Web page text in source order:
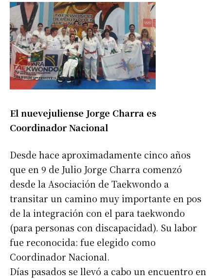
El nuevejuliense Jorge Charra es
Coordinador Nacional
Desde hace aproximadamente cinco años
que en 9 de Julio Jorge Charra comenzó
desde la Asociación de Taekwondo a
transitar un camino muy importante en pos
de la integración con el para taekwondo
(para personas con discapacidad). Su labor
fue reconocida: fue elegido como
Coordinador Nacional.
Días pasados se llevó a cabo un encuentro en